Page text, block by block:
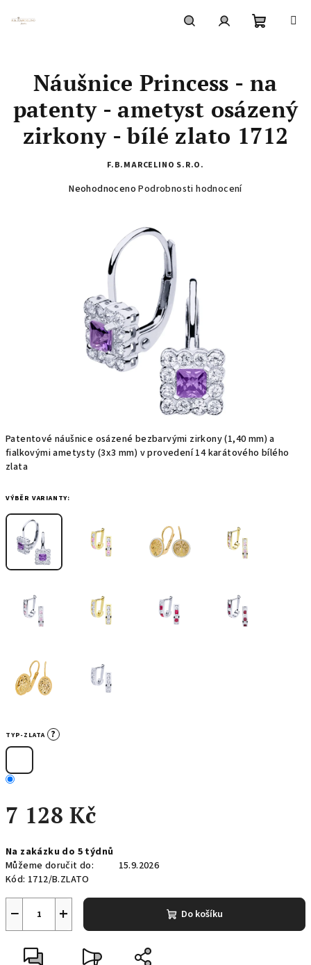
košík
Patentové náušnice osázené bezbarvými zirkony (1,40 mm) a
fialkovými ametysty (3x3 mm) v provedení 14 karátového bílého
zlata
VÝBĚR VARIANTY:
TYP-ZLATA ?
7 128 Kč
cena:
Na zakázku do 5 týdnů
Můžeme doručit do:
15.9.2026
Kód: 1712/B.ZLATO
+
− Do košíku
Náušnice Princess - na
patenty - ametyst osázený
zirkony - bílé zlato 1712
F.B.MARCELINO S.R.O.
Průměrné
hvězdiček.
Neohodnoceno Podrobnosti hodnocení